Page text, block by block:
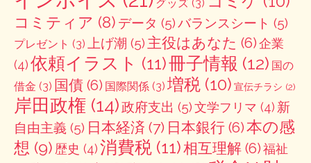
グッズ (3)
コミティア (8) データ (5)バランスシート (5)
プレゼント (3) 上げ潮 (5) 主役はあなた (6)企業
(4)依頼イラスト (11)冊子情報 (12) 国の
借金 (3) 国債 (6) 国際関係 (3) 増税 (10) 宣伝チラシ (2)
岸田政権 (14)政府支出 (5)文学フリマ (4) 新
自由主義 (5) 日本経済 (7) 日本銀行 (6)本の感
想 (9) 歴史 (4)消費税 (11)相互理解 (6)福祉